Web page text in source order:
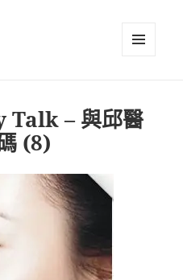
– 與邱醫
(8)